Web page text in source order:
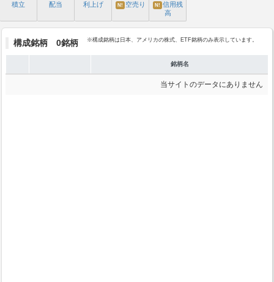
積立 配当 利上げ N! 空売り N! 信用残
高
構成銘柄 0銘柄 ※構成銘柄は日本、アメリカの株式、ETF銘柄のみ表示しています。
銘柄名
当サイトのデータにありません